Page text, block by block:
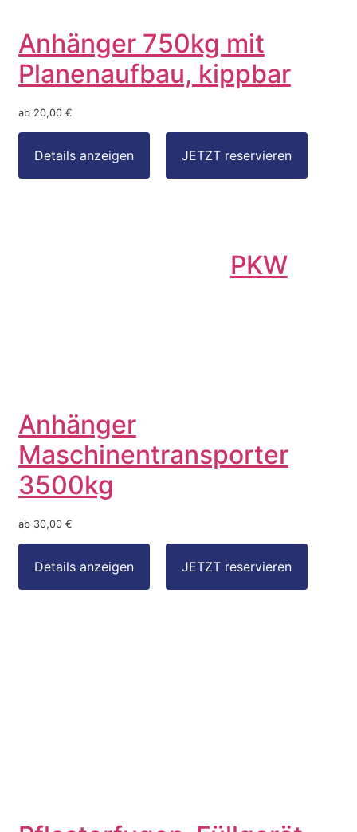
Anhänger 750kg mit
Planenaufbau, kippbar
ab 20,00 €
PKW
Anhänger
Maschinentransporter
3500kg
ab 30,00 €